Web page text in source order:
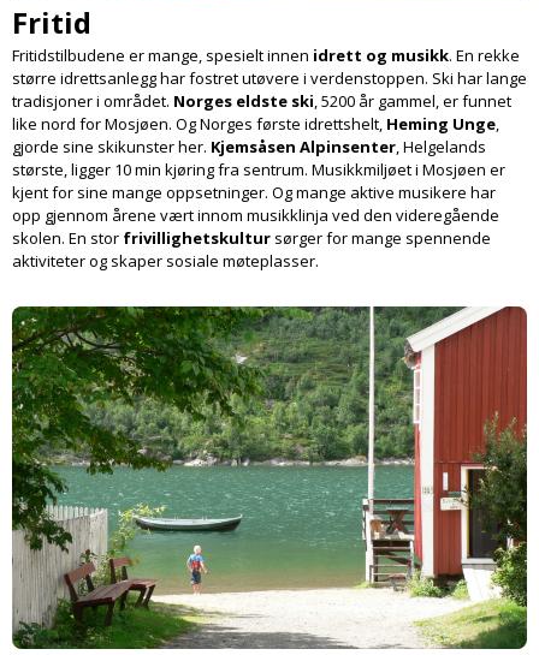
Fritid
Fritidstilbudene er mange, spesielt innen idrett og musikk. En rekke
større idretts­anlegg har fostret utøvere i verdens­toppen. Ski har lange
tradisjoner i området. Norges eldste ski, 5200 år gammel, er funnet
like nord for Mosjøen. Og Norges første idrettshelt, Heming Unge,
gjorde sine skikunster her. Kjemsåsen Alpinsenter, Helgelands
største, ligger 10 min kjøring fra sentrum. Musikk­miljøet i Mosjøen er
kjent for sine mange oppsetninger. Og mange aktive musikere har
opp gjennom årene vært innom musikklinja ved den videregående
skolen. En stor frivillighets­kultur sørger for mange spen­nende
aktiviteter og skaper sosiale møteplasser.